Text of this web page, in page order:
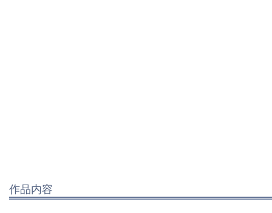
作品内容